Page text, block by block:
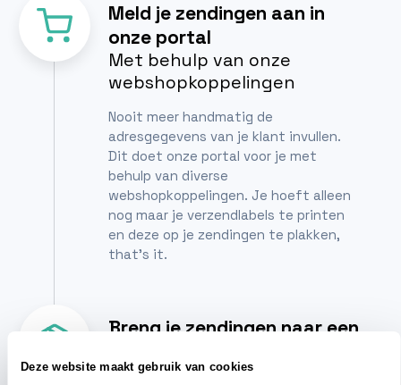
Deze website maakt gebruik van cookies
Meld je zendingen aan in
onze portal
Met behulp van onze
webshopkoppelingen
Nooit meer handmatig de
adresgegevens van je klant invullen.
Dit doet onze portal voor je met
behulp van diverse
webshopkoppelingen. Je hoeft alleen
nog maar je verzendlabels te printen
en deze op je zendingen te plakken,
that's it.
Breng je zendingen naar een
Gewoon zoals je gewend